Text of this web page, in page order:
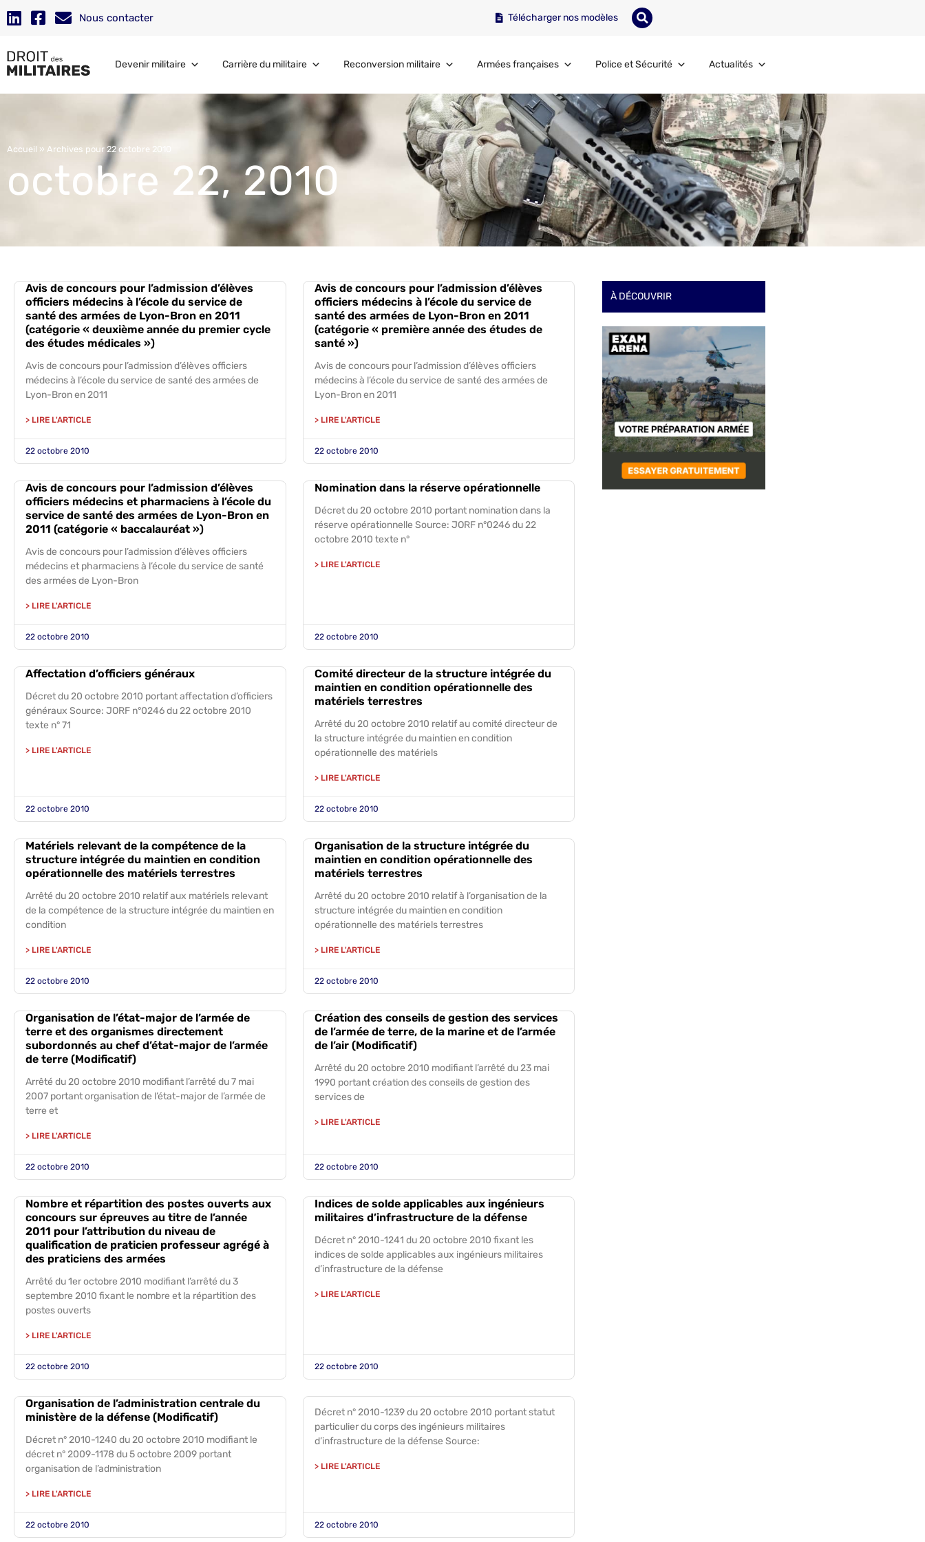
Nous contacter Télécharger nos modèles
Devenir militaire Carrière du militaire Reconversion militaire Armées françaises Police et Sécurité Actualités
Accueil » Archives pour 22 octobre 2010
octobre 22, 2010
Avis de concours pour l’admission d’élèves
officiers médecins à l’école du service de
santé des armées de Lyon-Bron en 2011
(catégorie « deuxième année du premier cycle
des études médicales »)
Avis de concours pour l’admission d’élèves officiers
médecins à l’école du service de santé des armées de
Lyon-Bron en 2011
> LIRE L'ARTICLE
22 octobre 2010
Avis de concours pour l’admission d’élèves
officiers médecins à l’école du service de
santé des armées de Lyon-Bron en 2011
(catégorie « première année des études de
santé »)
Avis de concours pour l’admission d’élèves officiers
médecins à l’école du service de santé des armées de
Lyon-Bron en 2011
> LIRE L'ARTICLE
22 octobre 2010
Avis de concours pour l’admission d’élèves
officiers médecins et pharmaciens à l’école du
service de santé des armées de Lyon-Bron en
2011 (catégorie « baccalauréat »)
Avis de concours pour l’admission d’élèves officiers
médecins et pharmaciens à l’école du service de santé
des armées de Lyon-Bron
> LIRE L'ARTICLE
22 octobre 2010
Nomination dans la réserve opérationnelle
Décret du 20 octobre 2010 portant nomination dans la
réserve opérationnelle Source: JORF n°0246 du 22
octobre 2010 texte n°
> LIRE L'ARTICLE
22 octobre 2010
Affectation d’officiers généraux
Décret du 20 octobre 2010 portant affectation d’officiers
généraux Source: JORF n°0246 du 22 octobre 2010
texte n° 71
> LIRE L'ARTICLE
22 octobre 2010
Comité directeur de la structure intégrée du
maintien en condition opérationnelle des
matériels terrestres
Arrêté du 20 octobre 2010 relatif au comité directeur de
la structure intégrée du maintien en condition
opérationnelle des matériels
> LIRE L'ARTICLE
22 octobre 2010
Matériels relevant de la compétence de la
structure intégrée du maintien en condition
opérationnelle des matériels terrestres
Arrêté du 20 octobre 2010 relatif aux matériels relevant
de la compétence de la structure intégrée du maintien en
condition
> LIRE L'ARTICLE
22 octobre 2010
Organisation de la structure intégrée du
maintien en condition opérationnelle des
matériels terrestres
Arrêté du 20 octobre 2010 relatif à l’organisation de la
structure intégrée du maintien en condition
opérationnelle des matériels terrestres
> LIRE L'ARTICLE
22 octobre 2010
Organisation de l’état-major de l’armée de
terre et des organismes directement
subordonnés au chef d’état-major de l’armée
de terre (Modificatif)
Arrêté du 20 octobre 2010 modifiant l’arrêté du 7 mai
2007 portant organisation de l’état-major de l’armée de
terre et
> LIRE L'ARTICLE
22 octobre 2010
Création des conseils de gestion des services
de l’armée de terre, de la marine et de l’armée
de l’air (Modificatif)
Arrêté du 20 octobre 2010 modifiant l’arrêté du 23 mai
1990 portant création des conseils de gestion des
services de
> LIRE L'ARTICLE
22 octobre 2010
Nombre et répartition des postes ouverts aux
concours sur épreuves au titre de l’année
2011 pour l’attribution du niveau de
qualification de praticien professeur agrégé à
des praticiens des armées
Arrêté du 1er octobre 2010 modifiant l’arrêté du 3
septembre 2010 fixant le nombre et la répartition des
postes ouverts
> LIRE L'ARTICLE
22 octobre 2010
Indices de solde applicables aux ingénieurs
militaires d’infrastructure de la défense
Décret n° 2010-1241 du 20 octobre 2010 fixant les
indices de solde applicables aux ingénieurs militaires
d’infrastructure de la défense
> LIRE L'ARTICLE
22 octobre 2010
Organisation de l’administration centrale du
ministère de la défense (Modificatif)
Décret n° 2010-1240 du 20 octobre 2010 modifiant le
décret n° 2009-1178 du 5 octobre 2009 portant
organisation de l’administration
> LIRE L'ARTICLE
22 octobre 2010
Décret n° 2010-1239 du 20 octobre 2010 portant statut
particulier du corps des ingénieurs militaires
d’infrastructure de la défense Source:
> LIRE L'ARTICLE
22 octobre 2010
À DÉCOUVRIR